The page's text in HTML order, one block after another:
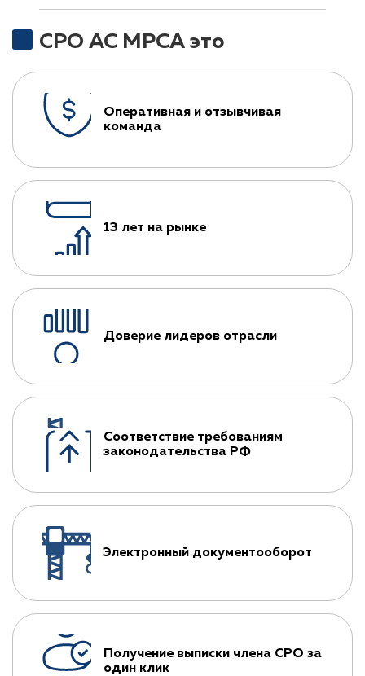
СРО АС МРСА это
Оперативная и отзывчивая
команда
13 лет на рынке
Доверие лидеров отрасли
Соответствие требованиям
законодательства РФ
Электронный документооборот
Получение выписки члена СРО за
один клик